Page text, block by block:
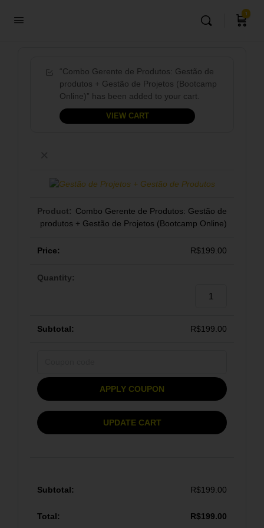
1
VIEW CART
“Combo Gerente de Produtos: Gestão de
produtos + Gestão de Projetos (Bootcamp
Online)” has been added to your cart.
Combo Gerente de Produtos: Gestão de
produtos + Gestão de Projetos (Bootcamp Online)
R$199.00
R$199.00
APPLY COUPON
UPDATE CART
R$199.00
R$199.00